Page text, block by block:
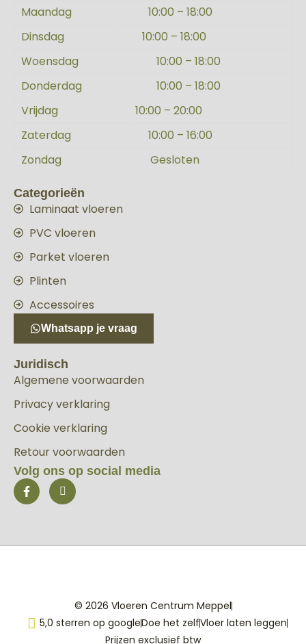
Maandag
10:00 – 18:00
Dinsdag
10:00 – 18:00
Woensdag
10:00 – 18:00
Donderdag
10:00 – 18:00
Vrijdag
10:00 – 20:00
Zaterdag
10:00 – 16:00
Zondag
Gesloten
Categorieën
Laminaat vloeren
PVC vloeren
Parket vloeren
Plinten
Accessoires
Whatsapp je vraag
Juridisch
Algemene voorwaarden
Privacy verklaring
Cookie verklaring
Retour voorwaarden
Volg ons op social media
© 2026 Vloeren Centrum Meppel
5,0 sterren op googleDoe het zelfVloer laten leggen
Prijzen exclusief btw